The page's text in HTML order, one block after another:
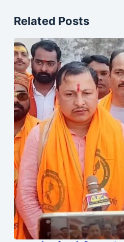
Related Posts